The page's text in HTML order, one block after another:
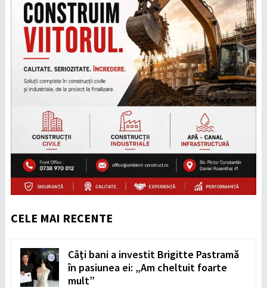
CELE MAI RECENTE
Câți bani a investit Brigitte Pastramă
în pasiunea ei: „Am cheltuit foarte
mult”